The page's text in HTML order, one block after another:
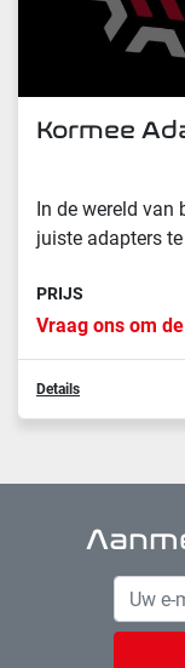
Kormee
In de wereld van
juiste adapters
PRIJS
Vraag ons om
Details